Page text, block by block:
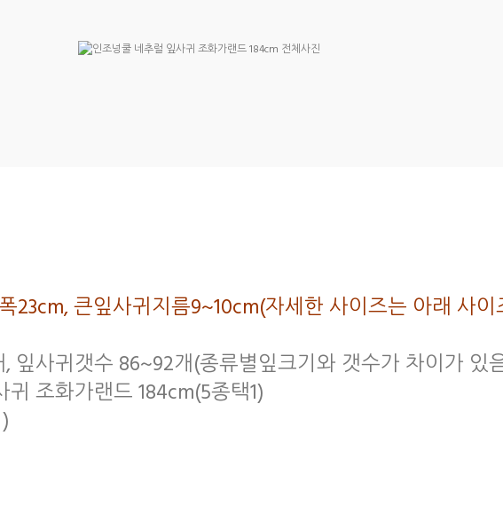
23cm, 큰잎사귀지름9~10cm(자세한 사이즈는 아래 사
잎사귀갯수 86~92개(종류별잎크기와 갯수가 차이가 있
조화가랜드 184cm(5종택1)